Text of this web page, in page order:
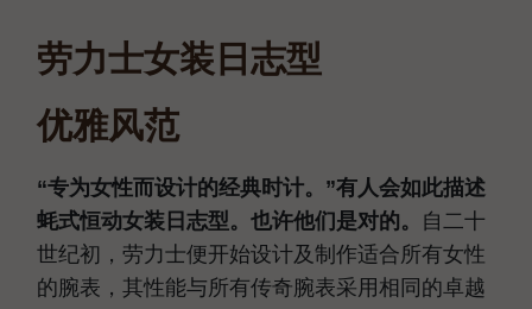
劳力士女装日志型
优雅风范
“专为女性而设计的经典时计。”有人会如此描述
蚝式恒动女装日志型。也许他们是对的。 自二十
世纪初，劳力士便开始设计及制作适合所有女性
的腕表，其性能与所有传奇腕表采用相同的卓越